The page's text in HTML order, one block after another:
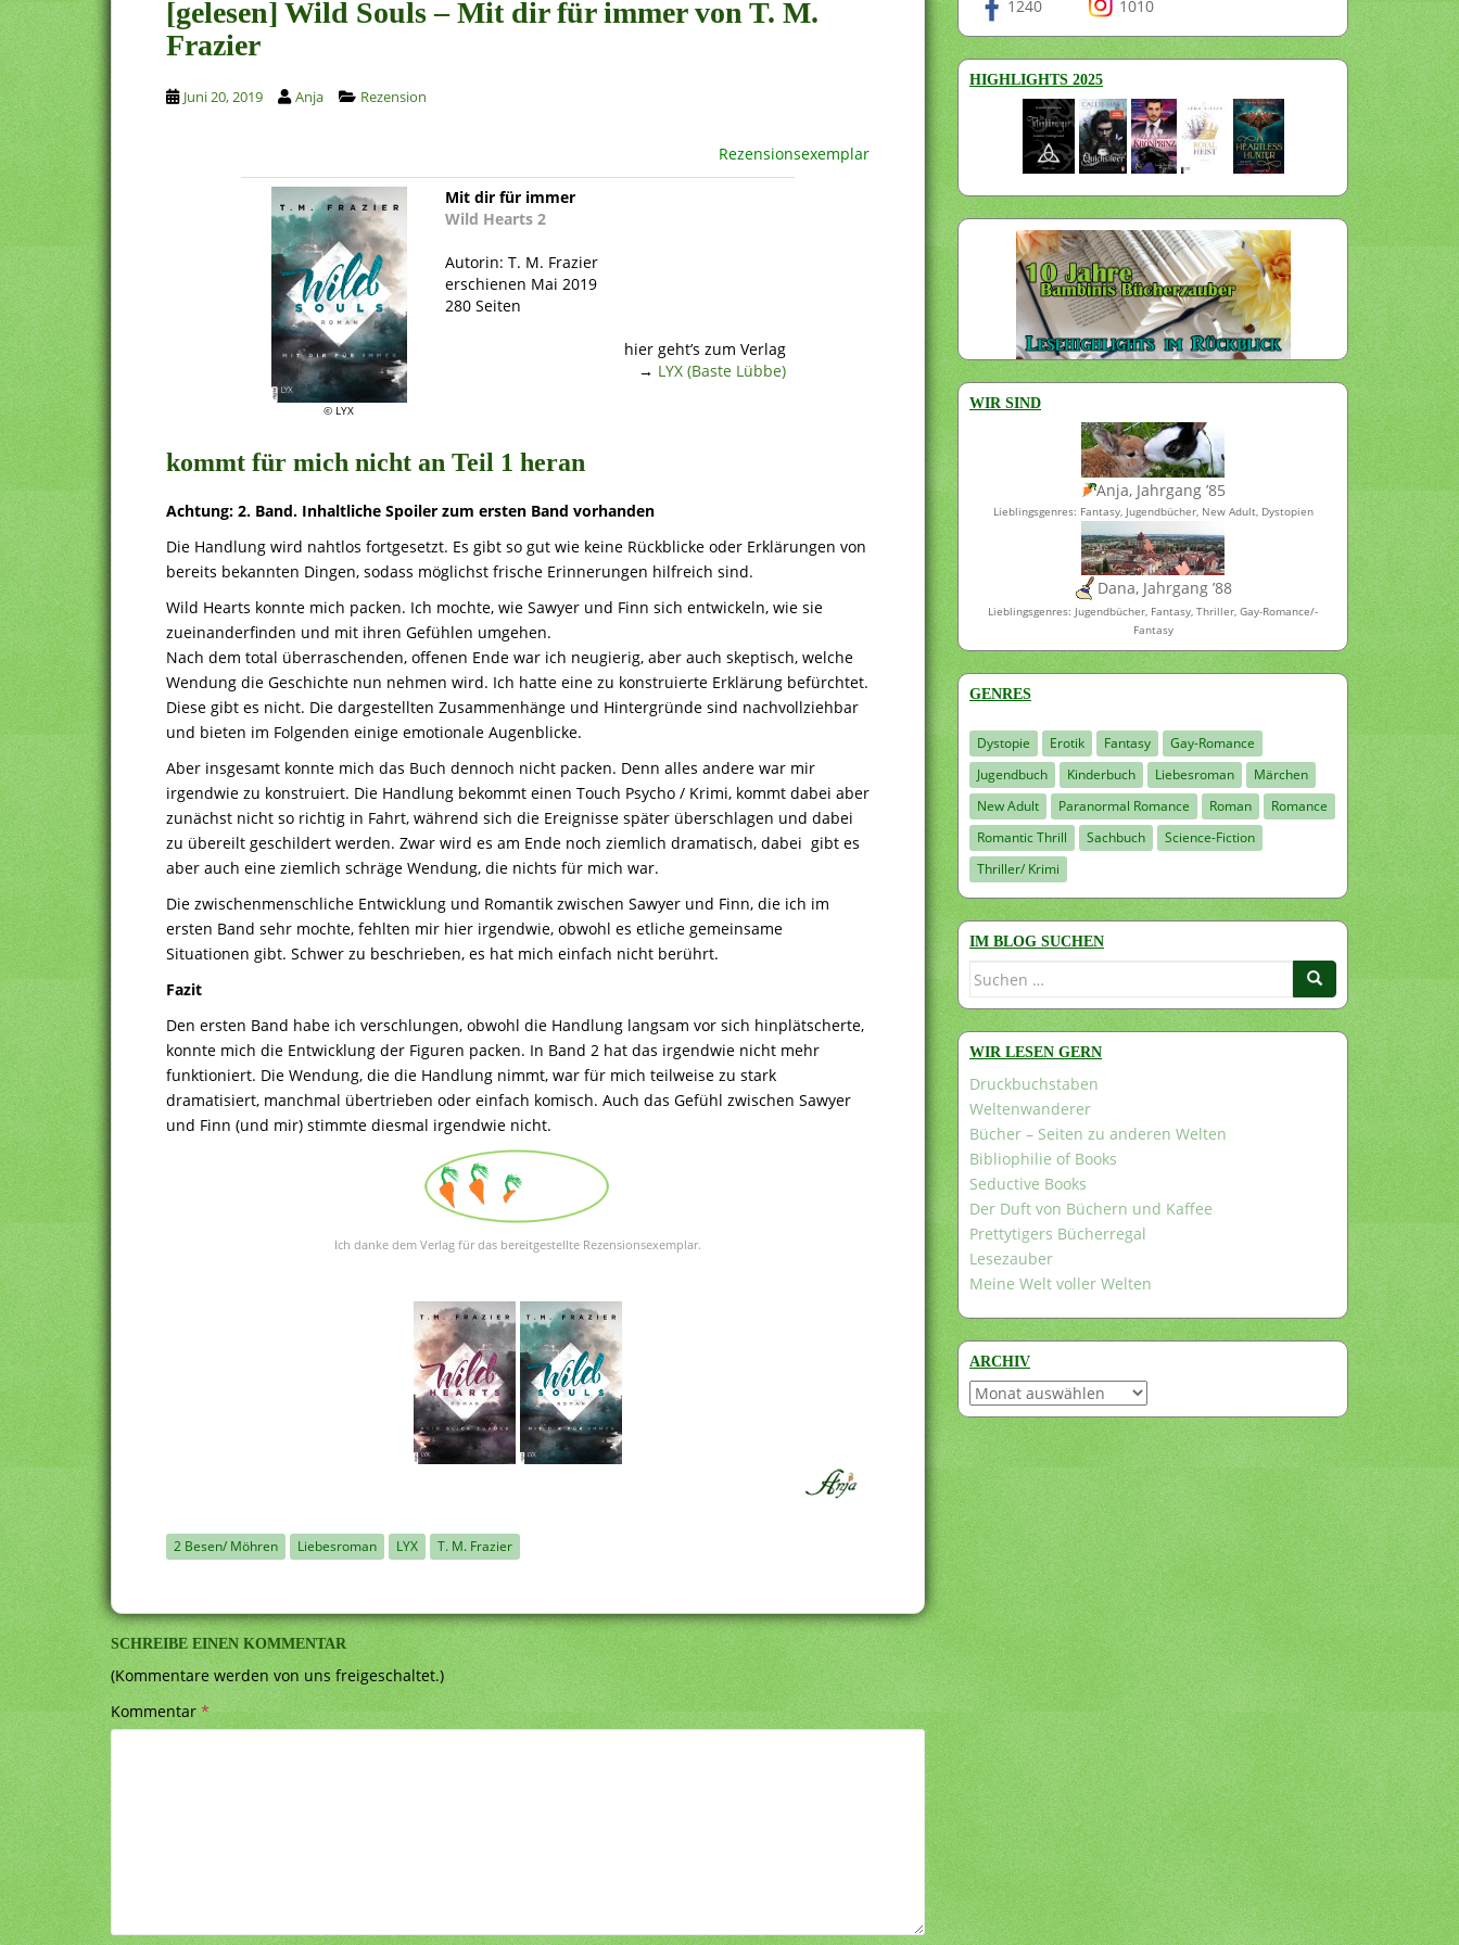
[gelesen] Wild Souls – Mit dir für immer von T. M.
Frazier
Juni 20, 2019 Anja Rezension
Rezensionsexemplar
© LYX
Mit dir für immer
Wild Hearts 2
Autorin: T. M. Frazier
erschienen Mai 2019
280 Seiten
hier geht’s zum Verlag
→ LYX (Baste Lübbe)
kommt für mich nicht an Teil 1 heran
Achtung: 2. Band. Inhaltliche Spoiler zum ersten Band vorhanden
Die Handlung wird nahtlos fortgesetzt. Es gibt so gut wie keine Rückblicke oder Erklärungen von
bereits bekannten Dingen, sodass möglichst frische Erinnerungen hilfreich sind.
Wild Hearts konnte mich packen. Ich mochte, wie Sawyer und Finn sich entwickeln, wie sie
zueinanderfinden und mit ihren Gefühlen umgehen.
Nach dem total überraschenden, offenen Ende war ich neugierig, aber auch skeptisch, welche
Wendung die Geschichte nun nehmen wird. Ich hatte eine zu konstruierte Erklärung befürchtet.
Diese gibt es nicht. Die dargestellten Zusammenhänge und Hintergründe sind nachvollziehbar
und bieten im Folgenden einige emotionale Augenblicke.
Aber insgesamt konnte mich das Buch dennoch nicht packen. Denn alles andere war mir
irgendwie zu konstruiert. Die Handlung bekommt einen Touch Psycho / Krimi, kommt dabei aber
zunächst nicht so richtig in Fahrt, während sich die Ereignisse später überschlagen und dabei
zu übereilt geschildert werden. Zwar wird es am Ende noch ziemlich dramatisch, dabei gibt es
aber auch eine ziemlich schräge Wendung, die nichts für mich war.
Die zwischenmenschliche Entwicklung und Romantik zwischen Sawyer und Finn, die ich im
ersten Band sehr mochte, fehlten mir hier irgendwie, obwohl es etliche gemeinsame
Situationen gibt. Schwer zu beschrieben, es hat mich einfach nicht berührt.
Fazit
Den ersten Band habe ich verschlungen, obwohl die Handlung langsam vor sich hinplätscherte,
konnte mich die Entwicklung der Figuren packen. In Band 2 hat das irgendwie nicht mehr
funktioniert. Die Wendung, die die Handlung nimmt, war für mich teilweise zu stark
dramatisiert, manchmal übertrieben oder einfach komisch. Auch das Gefühl zwischen Sawyer
und Finn (und mir) stimmte diesmal irgendwie nicht.
Ich danke dem Verlag für das bereitgestellte Rezensionsexemplar.
2 Besen/ Möhren Liebesroman LYX T. M. Frazier
SCHREIBE EINEN KOMMENTAR
(Kommentare werden von uns freigeschaltet.)
Kommentar*
1240 1010
HIGHLIGHTS 2025
WIR SIND
Anja, Jahrgang ’85
Lieblingsgenres: Fantasy, Jugendbücher, New Adult, Dystopien
Dana, Jahrgang ’88
Lieblingsgenres: Jugendbücher, Fantasy, Thriller, Gay-Romance/-
Fantasy
GENRES
Dystopie Erotik Fantasy
Gay-Romance
Jugendbuch
Kinderbuch Liebesroman
Märchen
New Adult
Paranormal Romance Roman
Romance
Romantic Thrill
Sachbuch
Science-Fiction
Thriller/ Krimi
IM BLOG SUCHEN
Suchen
WIR LESEN GERN
Druckbuchstaben
Weltenwanderer
Bücher – Seiten zu anderen Welten
Bibliophilie of Books
Seductive Books
Der Duft von Büchern und Kaffee
Prettytigers Bücherregal
Lesezauber
Meine Welt voller Welten
ARCHIV
Archiv